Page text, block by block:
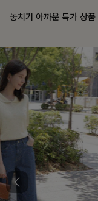
놓치기 아까운 특가 상품